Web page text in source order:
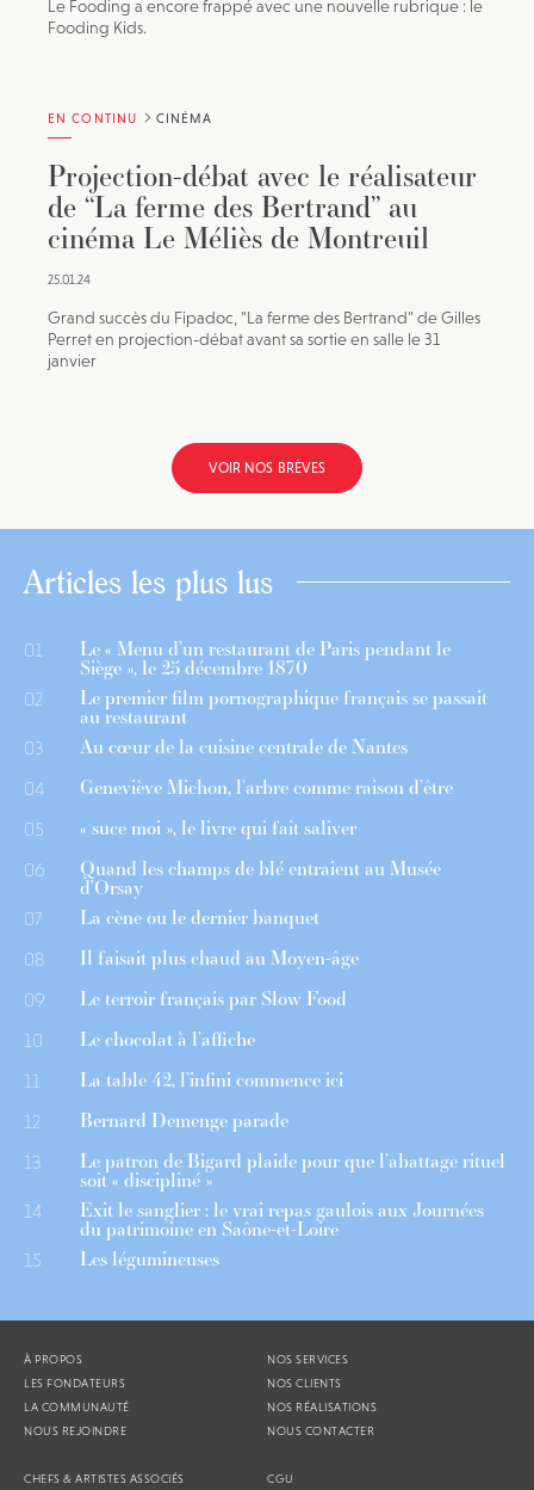
Le Fooding a encore frappé avec une nouvelle rubrique : le
Fooding Kids.
EN CONTINU CINÉMA
Projection-débat avec le réalisateur
de “La ferme des Bertrand” au
cinéma Le Méliès de Montreuil
25.01.24
Grand succès du Fipadoc, "La ferme des Bertrand" de Gilles
Perret en projection-débat avant sa sortie en salle le 31
janvier
VOIR NOS BRÈVES
Articles les plus lus
01 Le « Menu d’un restaurant de Paris pendant le
Siège », le 25 décembre 1870
02 Le premier film pornographique français se passait
au restaurant
03 Au cœur de la cuisine centrale de Nantes
04 Geneviève Michon, l’arbre comme raison d’être
05 « suce moi », le livre qui fait saliver
06 Quand les champs de blé entraient au Musée
d’Orsay
07 La cène ou le dernier banquet
08 Il faisait plus chaud au Moyen-âge
09 Le terroir français par Slow Food
10 Le chocolat à l’affiche
11 La table 42, l’infini commence ici
12 Bernard Demenge parade
13 Le patron de Bigard plaide pour que l’abattage rituel
soit « discipliné »
14 Exit le sanglier : le vrai repas gaulois aux Journées
du patrimoine en Saône-et-Loire
15 Les légumineuses
À PROPOS
LES FONDATEURS
LA COMMUNAUTÉ
NOUS REJOINDRE
NOS SERVICES
NOS CLIENTS
NOS RÉALISATIONS
NOUS CONTACTER
CHEFS & ARTISTES ASSOCIÉS CGU